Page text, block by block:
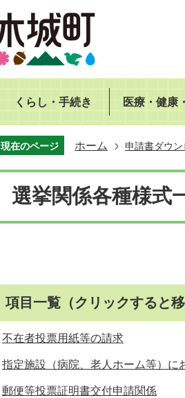
くらし・手続き 医療・健康
現在のページ ホーム 申請書ダウン
選挙関係各種様式
項目一覧（クリックすると移
不在者投票用紙等の請求
指定施設（病院、老人ホーム等）に
郵便等投票証明書交付申請関係